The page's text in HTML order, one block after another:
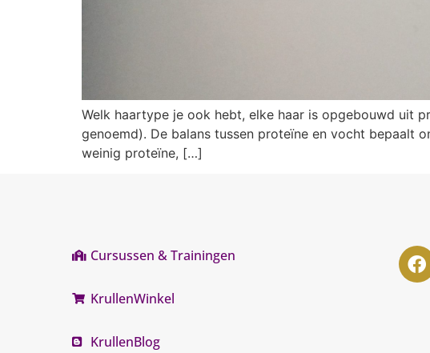
Welk haartype je ook hebt, elke haar is opgebouwd uit
genoemd). De balans tussen proteïne en vocht bepaalt
weinig proteïne, […]
Cursussen & Trainingen
KrullenWinkel
KrullenBlog